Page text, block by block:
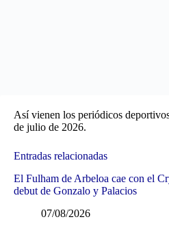
Así vienen los periódicos
de julio de 2026.
Entradas relacionadas
El Fulham de Arbeloa cae con el
debut de Gonzalo y Palacios
07/08/2026